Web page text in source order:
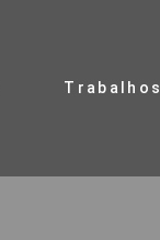
Trabalhos